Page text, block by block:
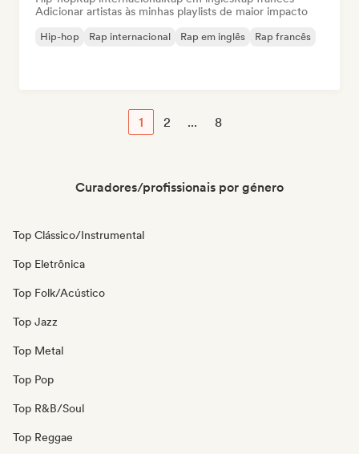
Adicionar artistas às minhas playlists de maior impacto
Hip-hop Rap internacional Rap em inglês Rap francês
1 2 ... 8
Curadores/profissionais por género
Top Clássico/Instrumental
Top Eletrônica
Top Folk/Acústico
Top Jazz
Top Metal
Top Pop
Top R&B/Soul
Top Reggae